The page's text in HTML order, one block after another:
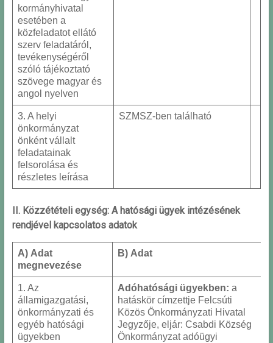
kormányhivatal
esetében a
közfeladatot ellátó
szerv feladatáról,
tevékenységéről
szóló tájékoztató
szövege magyar és
angol nyelven
3. A helyi
önkormányzat
önként vállalt
feladatainak
felsorolása és
részletes leírása
SZMSZ-ben található
II. Közzétételi egység: A hatósági ügyek intézésének
rendjével kapcsolatos adatok
A) Adat
megnevezése
B) Adat
1. Az
államigazgatási,
önkormányzati és
egyéb hatósági
ügyekben
Adóhatósági ügyekben: a
hatáskör címzettje Felcsúti
Közös Önkormányzati Hivatal
Jegyzője, eljár: Csabdi Község
Önkormányzat adóügyi